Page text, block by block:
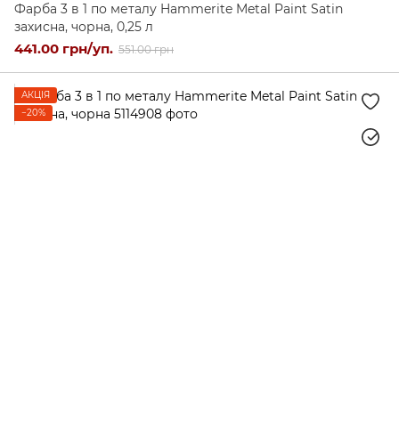
Фарба 3 в 1 по металу Hammerite Metal Paint Satin
захисна, чорна, 0,25 л
441.00 грн/уп. 551.00 грн
АКЦІЯ
−20%